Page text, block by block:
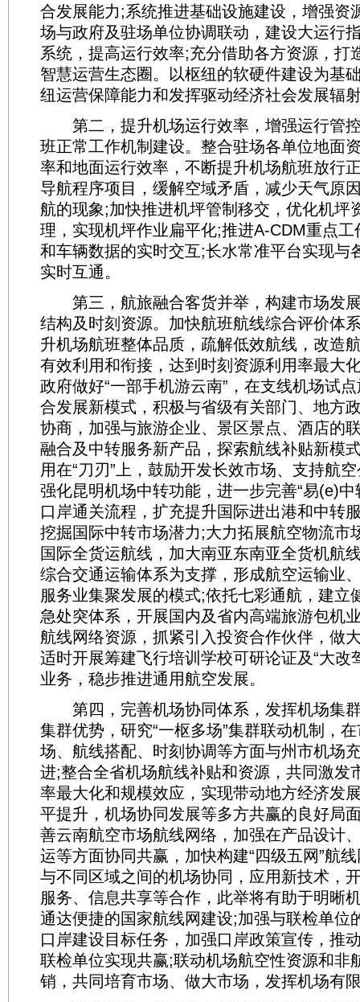
合发展能力;系统推进基础设施建设，增强资
场与政府及驻场单位协调联动，建设大运行
系统，提高运行效率;充分借助各方资源，打
智慧运营生态圈。以枢纽的软硬件建设为基
纽运营保障能力和发挥驱动经济社会发展辐
第二，提升机场运行效率，增强运行管
班正常工作机制建设。整合驻场各单位地面
率和地面运行效率，不断提升机场航班放行
导航程序项目，缓解空域矛盾，减少天气原
航的现象;加快推进机坪管制移交，优化机坪
理，实现机坪作业扁平化;推进A-CDM重点
和车辆数据的实时交互;长水常准平台实现与
实时互通。
第三，航旅融合客货并举，构建市场发
结构及时刻资源。加快航班航线综合评价体
升机场航班整体品质，疏解低效航线，改造
有效利用和衔接，达到时刻资源利用率最大
政府做好“一部手机游云南”，在支线机场试
合发展新模式，积极与省级有关部门、地方
协商，加强与旅游企业、景区景点、酒店的
融合及中转服务新产品，探索航线补贴新模
用在“刀刃”上，鼓励开发长效市场、支持航
强化昆明机场中转功能，进一步完善“易(e)中
口岸通关流程，扩充提升国际进出港和中转
挖掘国际中转市场潜力;大力拓展航空物流市
国际全货运航线，加大南亚东南亚全货机航
综合交通运输体系为支撑，形成航空运输业
服务业集聚发展的模式;依托七彩通航，建立
急处突体系，开展国内及省内高端旅游包机
航线网络资源，抓紧引入投资合作伙伴，做
适时开展筹建飞行培训学校可研论证及“大改
业务，稳步推进通用航空发展。
第四，完善机场协同体系，发挥机场集
集群优势，研究“一枢多场”集群联动机制，
场、航线搭配、时刻协调等方面与州市机场
进;整合全省机场航线补贴和资源，共同激发
率最大化和规模效应，实现带动地方经济发
平提升，机场协同发展等多方共赢的良好局
善云南航空市场航线网络，加强在产品设计
运等方面协同共赢，加快构建“四级五网”航
与不同区域之间的机场协同，应用新技术，
服务、信息共享等合作，此举将有助于明晰
通达便捷的国家航线网建设;加强与联检单位
口岸建设目标任务，加强口岸政策宣传，推
联检单位实现共赢;联动机场航空性资源和非
销，共同培育市场、做大市场，发挥机场有